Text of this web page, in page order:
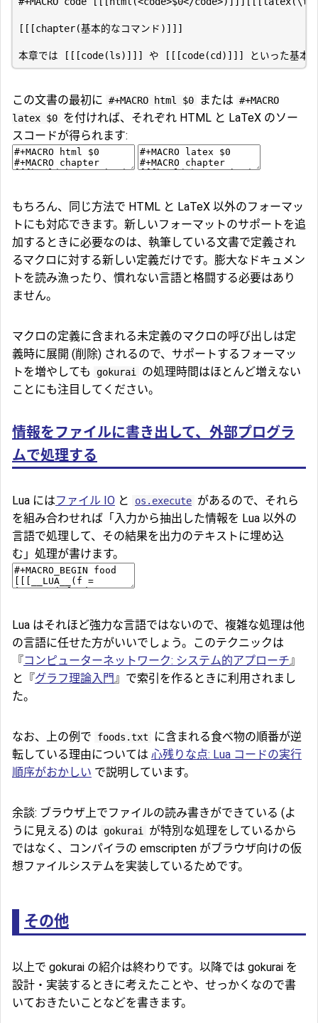
この文書の最初に #+MACRO html $0 または #+MACRO
latex $0 を付ければ、それぞれ HTML と LaTeX のソー
スコードが得られます:
もちろん、同じ方法で HTML と LaTeX 以外のフォーマッ
トにも対応できます。新しいフォーマットのサポートを追
加するときに必要なのは、執筆している文書で定義され
るマクロに対する新しい定義だけです。膨大なドキュメン
トを読み漁ったり、慣れない言語と格闘する必要はあり
ません。
マクロの定義に含まれる未定義のマクロの呼び出しは定
義時に展開 (削除) されるので、サポートするフォーマッ
トを増やしても
gokurai
の処理時間はほとんど増えない
ことにも注目してください。
情報をファイルに書き出して、外部プログラ
ムで処理する
Lua にはファイル IO と os.execute があるので、それら
を組み合わせれば「入力から抽出した情報を Lua 以外の
言語で処理して、その結果を出力のテキストに埋め込
む」処理が書けます。
Lua はそれほど強力な言語ではないので、複雑な処理は他
の言語に任せた方がいいでしょう。このテクニックは
『コンピューターネットワーク: システム的アプローチ』
と『グラフ理論入門』で索引を作るときに利用されまし
た。
なお、上の例で foods.txt
に含まれる食べ物の順番が逆
転している理由については 心残りな点: Lua コードの実行
順序がおかしい で説明しています。
余談: ブラウザ上でファイルの読み書きができている (よ
うに見える) のは gokurai
が特別な処理をしているから
ではなく、コンパイラの emscripten がブラウザ向けの仮
想ファイルシステムを実装しているためです。
その他
以上で gokurai の紹介は終わりです。以降では gokurai を
設計・実装するときに考えたことや、せっかくなので書
いておきたいことなどを書きます。